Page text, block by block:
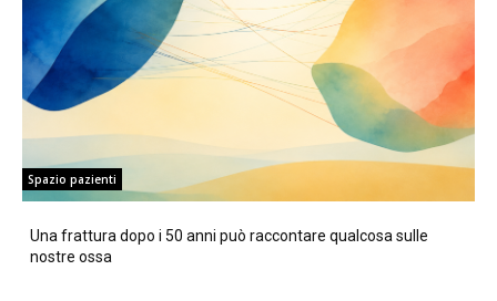
Spazio pazienti
Una frattura dopo i 50 anni può raccontare qualcosa sulle
nostre ossa